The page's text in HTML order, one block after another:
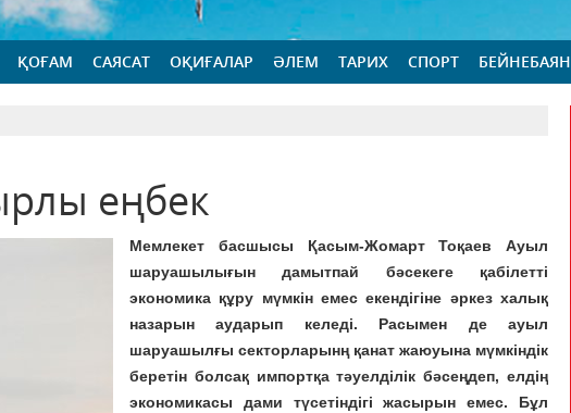
ҚОҒАМ САЯСАТ ОҚИҒАЛАР ӘЛЕМ ТАРИХ СПОРТ БЕЙНЕБАЯН
еңбек
Мемлекет басшысы Қасым-Жомарт Тоқаев Ауыл
шаруашылығын дамытпай бәсекеге қабілетті
экономика құру мүмкін емес екендігіне әркез халық
назарын аударып келеді. Расымен де ауыл
шаруашылғы секторларынң қанат жаюуына мүмкіндік
беретін болсақ импортқа тәуелділік бәсеңдеп, елдің
экономикасы дами түсетіндігі жасырын емес. Бұл